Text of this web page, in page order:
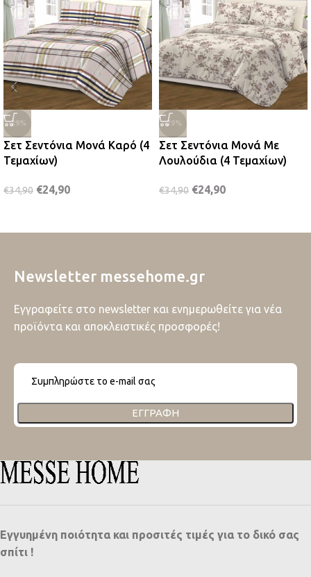
-29%
Σετ Σεντόνια Μονά Καρό (4
Τεμαχίων)
€34,90 €24,90
-29%
Σετ Σεντόνια Μονά Με
Λουλούδια (4 Τεμαχίων)
€34,90 €24,90
Newsletter messehome.gr
Εγγραφείτε στο newsletter και ενημερωθείτε για νέα
προϊόντα και αποκλειστικές προσφορές!
ΕΓΓΡΑΦΉ
Εγγυημένη ποιότητα και προσιτές τιμές για το δικό σας
σπίτι !